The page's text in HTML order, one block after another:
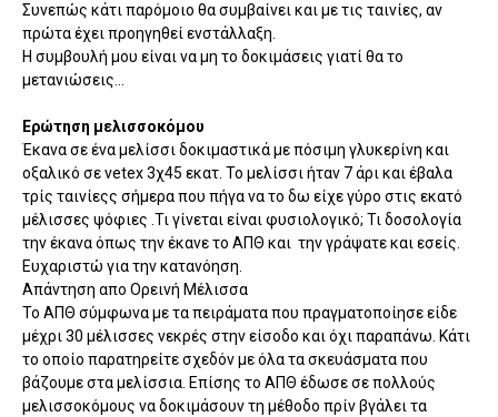
Συνεπώς κάτι παρόμοιο θα συμβαίνει και με τις ταινίες, αν
πρώτα έχει προηγηθεί ενστάλλαξη.
Η συμβουλή μου είναι να μη το δοκιμάσεις γιατί θα το
μετανιώσεις...
Ερώτηση μελισσοκόμου
Έκανα σε ένα μελίσσι δοκιμαστικά με πόσιμη γλυκερίνη και
οξαλικό σε vetex 3χ45 εκατ. Το μελίσσι ήταν 7 άρι και έβαλα
τρίς ταινίεςς σήμερα που πήγα να το δω είχε γύρο στις εκατό
μέλισσες ψόφιες .Τι γίνεται είναι φυσιολογικό; Τι δοσολογία
την έκανα όπως την έκανε το ΑΠΘ και την γράψατε και εσείς.
Ευχαριστώ για την κατανόηση.
Απάντηση απο Ορεινή Μέλισσα
Το ΑΠΘ σύμφωνα με τα πειράματα που πραγματοποίησε είδε
μέχρι 30 μέλισσες νεκρές στην είσοδο και όχι παραπάνω. Κάτι
το οποίο παρατηρείτε σχεδόν με όλα τα σκευάσματα που
βάζουμε στα μελίσσια. Επίσης το ΑΠΘ έδωσε σε πολλούς
μελισσοκόμους να δοκιμάσουν τη μέθοδο πρίν βγάλει τα